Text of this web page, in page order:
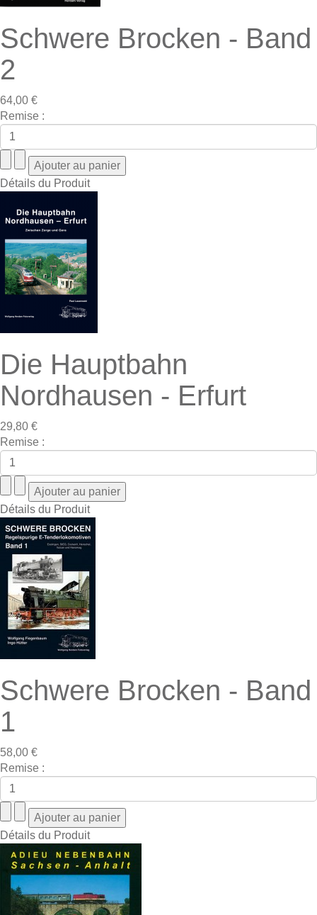
Schwere Brocken - Band
2
64,00 €
Remise :
Détails du Produit
Die Hauptbahn
Nordhausen - Erfurt
29,80 €
Remise :
Détails du Produit
Schwere Brocken - Band
1
58,00 €
Remise :
Détails du Produit